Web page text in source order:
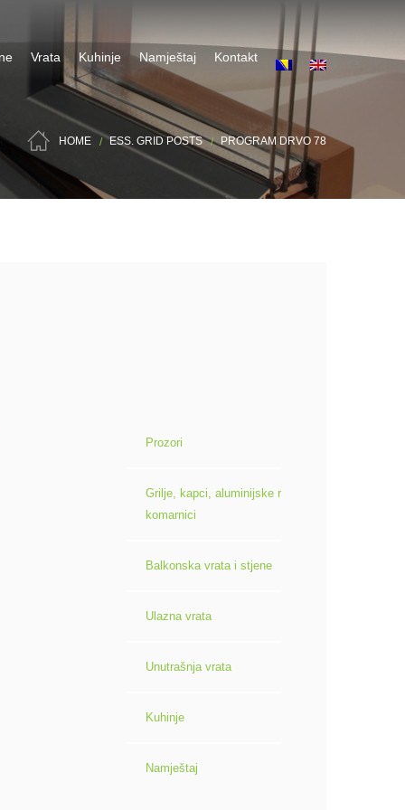
Vrata Kuhinje Namještaj Kontakt
HOME ESS. GRID POSTS PROGRAM DRVO 78
Prozori
Grilje, kapci, aluminijske roletne i
komarnici
Balkonska vrata i stjene
Ulazna vrata
Unutrašnja vrata
Kuhinje
Namještaj